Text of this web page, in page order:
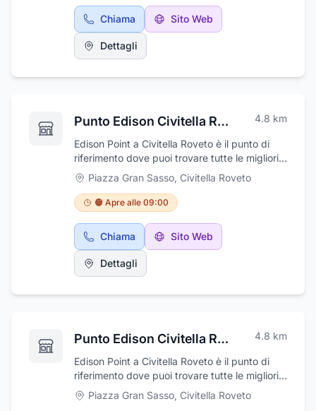
impianti di Climatizzazione e le migliori Offerte
per Luce E gas . I Nostri consulenti ti potranno
aiutarti in tutte le fasi , dalla consulenza fino al
disbrigo di tutte le pratiche per sfruttare i
Chiama Sito Web
Dettagli
Punto Edison Civitella Roveto 4.8 km
Edison Point a Civitella Roveto è il punto di
riferimento dove puoi trovare tutte le migliori
soluzione per l'efficientamento e risparmio
energetico della tua abitazione . Soluzioni
chiavi in mano per Impianti Fotovoltaici ,
Pompe di Calore , sostituzione Caldaie ,
impianti di Climatizzazione e le migliori Offerte
per Luce E gas . I Nostri consulenti ti potranno
aiutarti in tutte le fasi , dalla consulenza fino al
disbrigo di tutte le pratiche per sfruttare i
Piazza Gran Sasso, Civitella Roveto
🟠 Apre alle 09:00
Chiama Sito Web
Dettagli
Punto Edison Civitella Roveto 4.8 km
Edison Point a Civitella Roveto è il punto di
riferimento dove puoi trovare tutte le migliori
soluzione per l'efficientamento e risparmio
energetico della tua abitazione . Soluzioni
Piazza Gran Sasso, Civitella Roveto